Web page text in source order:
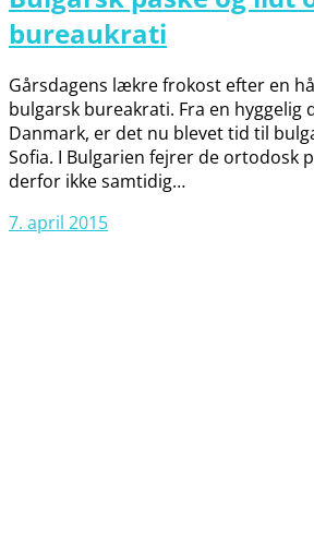
bureaukrati
Gårsdagens lækre frokost efter en
bulgarsk bureakrati. Fra en hyggelig
Danmark, er det nu blevet tid til
Sofia. I Bulgarien fejrer de ortodosk
derfor ikke samtidig…
7. april 2015